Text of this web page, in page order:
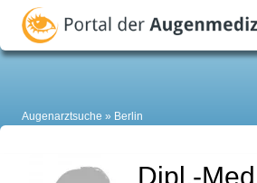
Augenarztsuche Berlin
Dipl.-